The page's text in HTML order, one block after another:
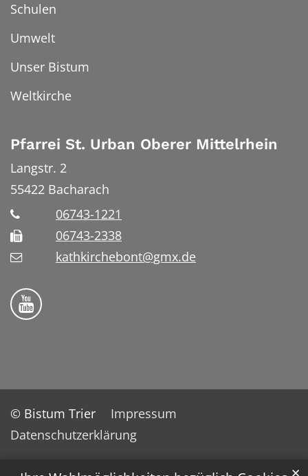
Schulen
Umwelt
Unser Bistum
Weltkirche
Pfarrei St. Urban Oberer Mittelrhein
Langstr. 2
55422 Bacharach
06743-1221
06743-2338
kathkirchebont@gmx.de
Folge uns auf YouTube
© Bistum Trier
Impressum
Datenschutzerklärung